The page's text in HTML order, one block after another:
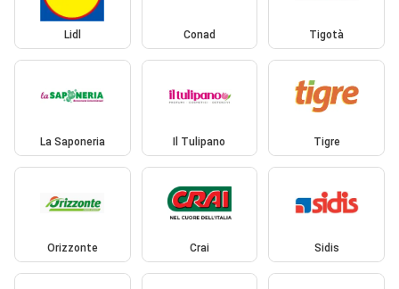
Lidl Conad Tigotà
La Saponeria Il Tulipano Tigre
Orizzonte Crai Sidis